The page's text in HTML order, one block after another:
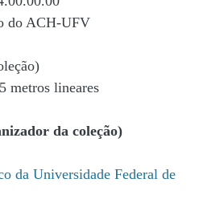
do ACH-UFV
metros lineares
da coleção)
da Universidade Federal de